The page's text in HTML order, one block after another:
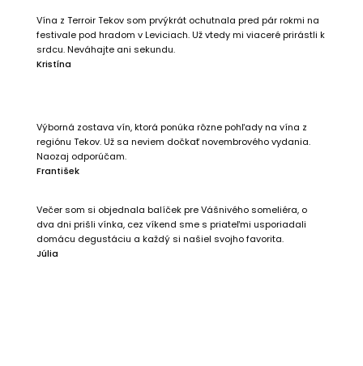
Vína z Terroir Tekov som prvýkrát ochutnala pred pár rokmi na
festivale pod hradom v Leviciach. Už vtedy mi viaceré prirástli k
srdcu. Neváhajte ani sekundu.
Kristína
Výborná zostava vín, ktorá ponúka rôzne pohľady na vína z
regiónu Tekov. Už sa neviem dočkať novembrového vydania.
Naozaj odporúčam.
František
Večer som si objednala balíček pre Vášnivého someliéra, o
dva dni prišli vínka, cez víkend sme s priateľmi usporiadali
domácu degustáciu a každý si našiel svojho favorita.
Júlia